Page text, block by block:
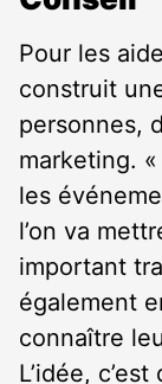
Pour les
construit
personnes,
marketing.
les
l’on va
important
également
connaître
L’idée,